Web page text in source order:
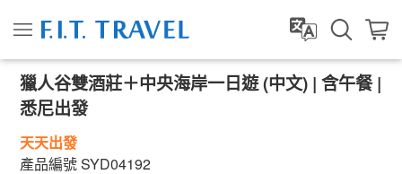
獵人谷雙酒莊＋中央海岸一日遊 (中文) | 含午餐 |
悉尼出發
天天出發
產品編號SYD04192